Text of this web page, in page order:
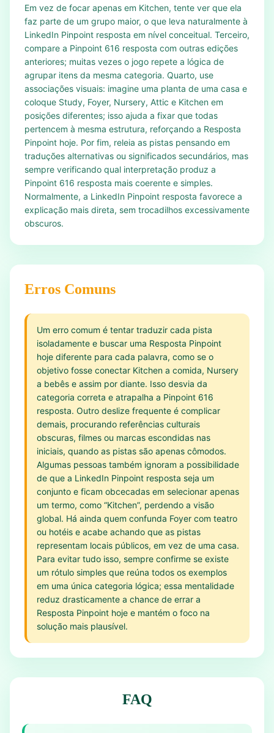
Em vez de focar apenas em Kitchen, tente ver que ela
faz parte de um grupo maior, o que leva naturalmente à
LinkedIn Pinpoint resposta em nível conceitual. Terceiro,
compare a Pinpoint 616 resposta com outras edições
anteriores; muitas vezes o jogo repete a lógica de
agrupar itens da mesma categoria. Quarto, use
associações visuais: imagine uma planta de uma casa e
coloque Study, Foyer, Nursery, Attic e Kitchen em
posições diferentes; isso ajuda a fixar que todas
pertencem à mesma estrutura, reforçando a Resposta
Pinpoint hoje. Por fim, releia as pistas pensando em
traduções alternativas ou significados secundários, mas
sempre verificando qual interpretação produz a
Pinpoint 616 resposta mais coerente e simples.
Normalmente, a LinkedIn Pinpoint resposta favorece a
explicação mais direta, sem trocadilhos excessivamente
obscuros.
Erros Comuns
Um erro comum é tentar traduzir cada pista
isoladamente e buscar uma Resposta Pinpoint
hoje diferente para cada palavra, como se o
objetivo fosse conectar Kitchen a comida, Nursery
a bebês e assim por diante. Isso desvia da
categoria correta e atrapalha a Pinpoint 616
resposta. Outro deslize frequente é complicar
demais, procurando referências culturais
obscuras, filmes ou marcas escondidas nas
iniciais, quando as pistas são apenas cômodos.
Algumas pessoas também ignoram a possibilidade
de que a LinkedIn Pinpoint resposta seja um
conjunto e ficam obcecadas em selecionar apenas
um termo, como “Kitchen”, perdendo a visão
global. Há ainda quem confunda Foyer com teatro
ou hotéis e acabe achando que as pistas
representam locais públicos, em vez de uma casa.
Para evitar tudo isso, sempre confirme se existe
um rótulo simples que reúna todos os exemplos
em uma única categoria lógica; essa mentalidade
reduz drasticamente a chance de errar a
Resposta Pinpoint hoje e mantém o foco na
solução mais plausível.
FAQ